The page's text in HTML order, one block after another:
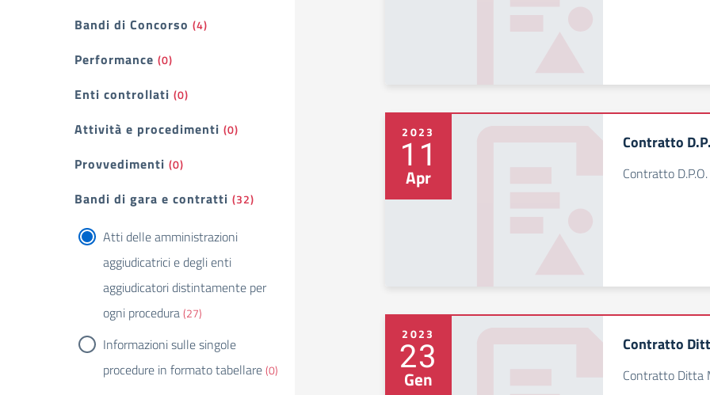
Bandi di Concorso (4)
Performance (0)
Enti controllati (0)
Attività e procedimenti (0)
Provvedimenti (0)
Bandi di gara e contratti (32)
Atti delle amministrazioni
aggiudicatrici e degli enti
aggiudicatori distintamente per
ogni procedura(27)
Informazioni sulle singole
procedure in formato tabellare(0)
2023
11
Apr
Contratto
Contratto
2023
23
Gen
Contratto
Contratto Ditta